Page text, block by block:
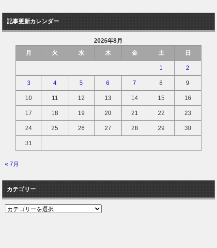
記事更新カレンダー
2026年8月
月
火 水 木 金 土 日
1 2
3 4 5 6 7 8 9
10 11 12 13 14 15 16
17 18 19 20 21 22 23
24 25 26 27 28 29 30
31
« 7月
カテゴリー
カ